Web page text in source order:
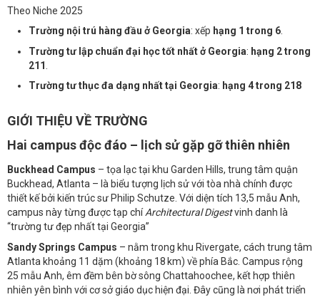
Theo Niche 2025
Trường nội trú hàng đầu ở Georgia: xếp hạng 1 trong 6
Trường tư lập chuẩn đại học tốt nhất ở Georgia: hạng 2 trong
211
Trường tư thục đa dạng nhất tại Georgia: hạng 4 trong 218
GIỚI THIỆU VỀ TRƯỜNG
Hai campus độc đáo – lịch sử gặp gỡ thiên nhiên
Buckhead Campus – tọa lạc tại khu Garden Hills, trung tâm quận
Buckhead, Atlanta – là biểu tượng lịch sử với tòa nhà chính được
thiết kế bởi kiến trúc sư Philip Schutze. Với diện tích 13,5 mẫu Anh,
campus này từng được tạp chíArchitectural Digestvinh danh là
“trường tư đẹp nhất tại Georgia”
Sandy Springs Campus – nằm trong khu Rivergate, cách trung tâm
Atlanta khoảng 11 dặm (khoảng 18 km) về phía Bắc. Campus rộng
25 mẫu Anh, êm đềm bên bờ sông Chattahoochee, kết hợp thiên
nhiên yên bình với cơ sở giáo dục hiện đại. Đây cũng là nơi phát triển